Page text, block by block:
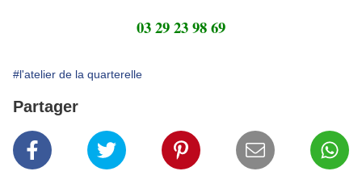
03 29 23 98 69
#l'atelier de la quarterelle
Partager